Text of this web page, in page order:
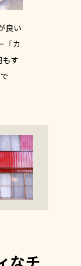
良い
「カ
す